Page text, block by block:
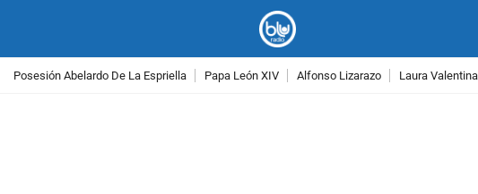
Posesión Abelardo De La Espriella Papa León XIV Alfonso Lizarazo Laura